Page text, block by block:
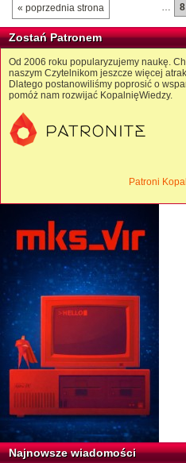
« poprzednia strona … 8
Zostań Patronem
Od 2006 roku popularyzujemy naukę.
naszym Czytelnikom jeszcze więcej
Dlatego postanowiliśmy poprosić o
pomóż nam rozwijać KopalnięWiedzy.
Patroni
Najnowsze wiadomości